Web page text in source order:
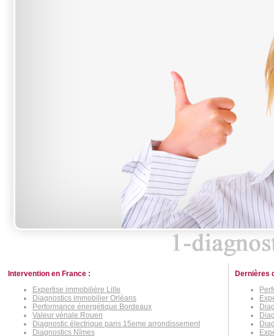
Intervention en France :
Expertise immobilière Lille
Diagnostics immobilier Orléans
Performance énergétique Bordeaux
Valeur vénale Rouen
Diagnostic électrique paris 15eme arrondissement
Diagnostics Nîmes
Dernières